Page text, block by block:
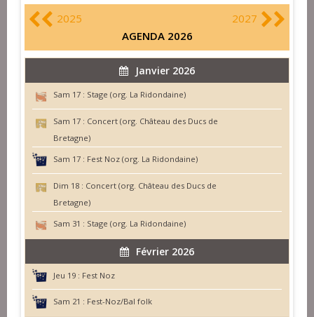
2025
2027
AGENDA 2026
Janvier 2026
Sam 17 : Stage (org. La Ridondaine)
Sam 17 : Concert (org. Château des Ducs de
Bretagne)
Sam 17 : Fest Noz (org. La Ridondaine)
Dim 18 : Concert (org. Château des Ducs de
Bretagne)
Sam 31 : Stage (org. La Ridondaine)
Février 2026
Jeu 19 : Fest Noz
Sam 21 : Fest-Noz/Bal folk